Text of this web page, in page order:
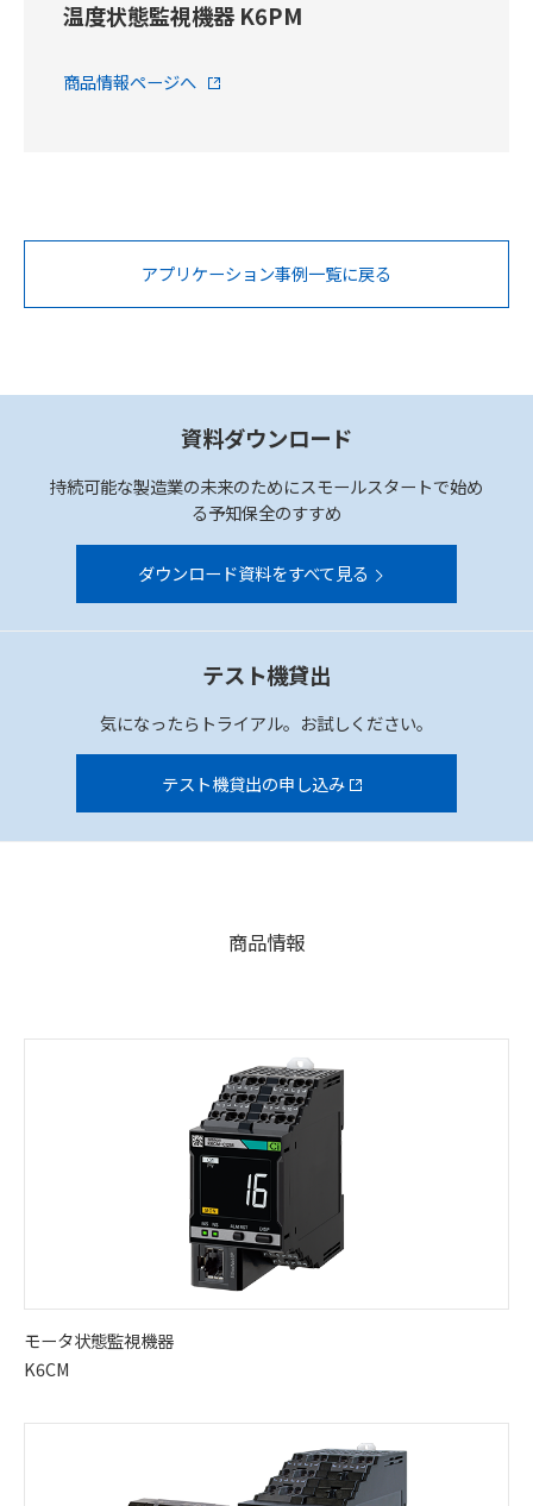
温度状態監視機器 K6PM
商品情報ページへ
アプリケーション事例一覧に戻る
資料ダウンロード
持続可能な製造業の未来のためにスモールスタートで始め
る予知保全のすすめ
ダウンロード資料をすべて見る
テスト機貸出
気になったらトライアル。お試しください。
テスト機貸出の申し込み
商品情報
モータ状態監視機器
K6CM